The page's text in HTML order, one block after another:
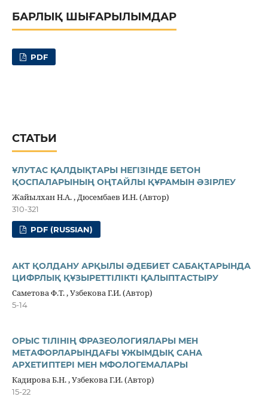
БАРЛЫҚ ШЫҒАРЫЛЫМДАР
PDF
СТАТЬИ
ҰЛУТАС ҚАЛДЫҚТАРЫ НЕГІЗІНДЕ БЕТОН
ҚОСПАЛАРЫНЫҢ ОҢТАЙЛЫ ҚҰРАМЫН ӘЗІРЛЕУ
Жайылхан Н.А. , Дюсембаев И.Н. (Автор)
310-321
PDF (RUSSIAN)
АКТ ҚОЛДАНУ АРҚЫЛЫ ӘДЕБИЕТ САБАҚТАРЫНДА
ЦИФРЛЫҚ ҚҰЗЫРЕТТІЛІКТІ ҚАЛЫПТАСТЫРУ
Саметова Ф.Т. , Узбекова Г.И. (Автор)
5-14
ОРЫС ТІЛІНІҢ ФРАЗЕОЛОГИЯЛАРЫ МЕН
МЕТАФОРЛАРЫНДАҒЫ ҰЖЫМДЫҚ САНА
АРХЕТИПТЕРІ МЕН МФОЛОГЕМАЛАРЫ
Кадирова Б.Н. , Узбекова Г.И. (Автор)
15-22